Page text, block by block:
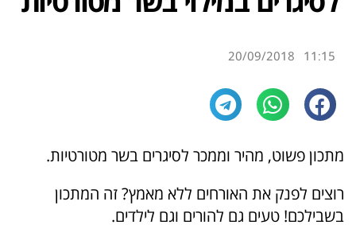
11:15
20/09/2018
מתכון פשוט, מהיר וממכר לסיגרים בשר מטורטיות.
רוצים לפנק את האורחים ללא מאמץ? זה המתכון
בשבילכם! טעים גם להורים וגם לילדים.